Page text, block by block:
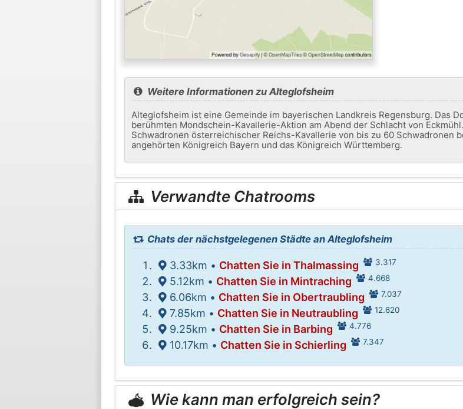
Weitere Informationen zu Alteglofsheim
Alteglofsheim ist eine Gemeinde im bayerischen Landkreis Regensburg. Das
berühmten Mondschein-Kavallerie-Aktion am Abend der Schlacht von
Schwadronen österreichischer Reichs-Kavallerie von bis zu 60 Schwadronen
angehörten Königreich Bayern und das Königreich Württemberg.
Verwandte Chatrooms
Chats der nächstgelegenen Städte an Alteglofsheim
3.33km • Chatten Sie in Thalmassing 3.317
5.12km • Chatten Sie in Mintraching 4.668
6.06km • Chatten Sie in Obertraubling 7.037
7.85km • Chatten Sie in Neutraubling 12.620
9.25km • Chatten Sie in Barbing 4.776
10.17km • Chatten Sie in Schierling 7.347
Wie kann man erfolgreich sein?